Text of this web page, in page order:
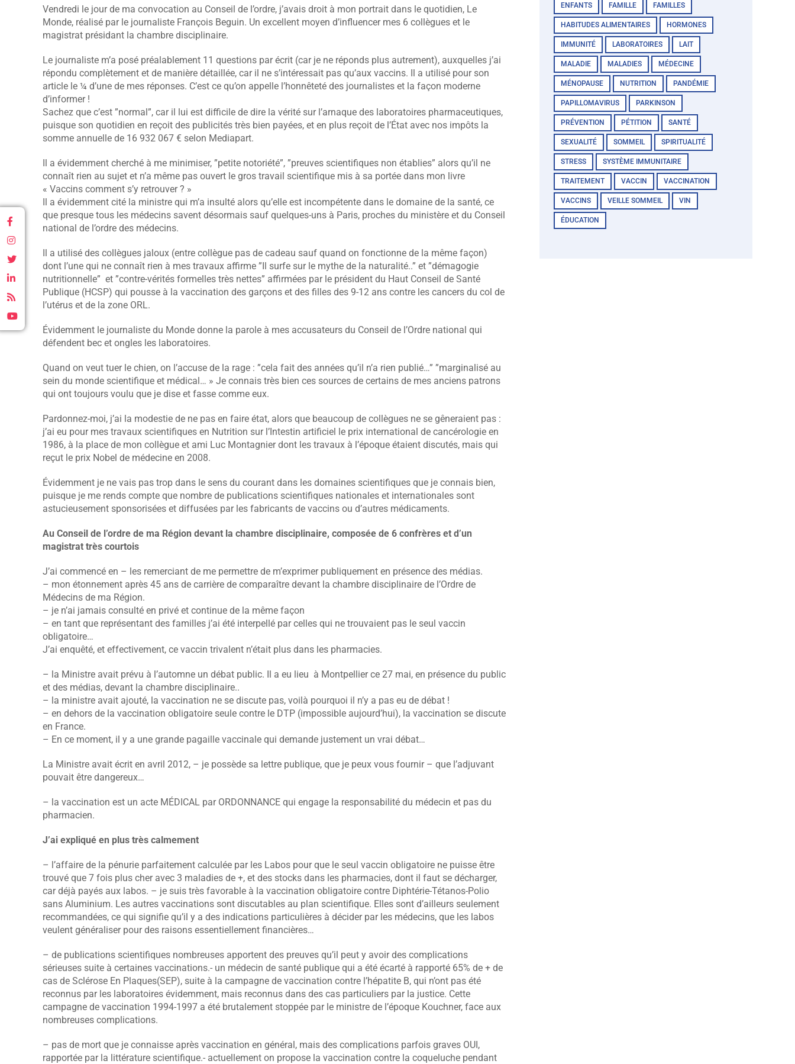
Vendredi le jour de ma convocation au Conseil de l’ordre, j’avais droit à mon portrait dans le quotidien, Le
Monde, réalisé par le journaliste François Beguin. Un excellent moyen d’influencer mes 6 collègues et le
magistrat présidant la chambre disciplinaire.
Le journaliste m’a posé préalablement 11 questions par écrit (car je ne réponds plus autrement), auxquelles j’ai
répondu complètement et de manière détaillée, car il ne s’intéressait pas qu’aux vaccins. Il a utilisé pour son
article le ¼ d’une de mes réponses. C’est ce qu’on appelle l’honnêteté des journalistes et la façon moderne
d’informer !
Sachez que c’est ”normal”, car il lui est difficile de dire la vérité sur l’arnaque des laboratoires pharmaceutiques,
puisque son quotidien en reçoit des publicités très bien payées, et en plus reçoit de l’État avec nos impôts la
somme annuelle de 16 932 067 € selon Mediapart.
Il a évidemment cherché à me minimiser, ”petite notoriété”, ”preuves scientifiques non établies” alors qu’il ne
connaît rien au sujet et n’a même pas ouvert le gros travail scientifique mis à sa portée dans mon livre
« Vaccins comment s’y retrouver ? »
Il a évidemment cité la ministre qui m’a insulté alors qu’elle est incompétente dans le domaine de la santé, ce
que presque tous les médecins savent désormais sauf quelques-uns à Paris, proches du ministère et du Conseil
national de l’ordre des médecins.
Il a utilisé des collègues jaloux (entre collègue pas de cadeau sauf quand on fonctionne de la même façon)
dont l’une qui ne connaît rien à mes travaux affirme ”Il surfe sur le mythe de la naturalité..” et ”démagogie
nutritionnelle” et ”contre-vérités formelles très nettes” affirmées par le président du Haut Conseil de Santé
Publique (HCSP) qui pousse à la vaccination des garçons et des filles des 9-12 ans contre les cancers du col de
l’utérus et de la zone ORL.
Évidemment le journaliste du Monde donne la parole à mes accusateurs du Conseil de l’Ordre national qui
défendent bec et ongles les laboratoires.
Quand on veut tuer le chien, on l’accuse de la rage : ”cela fait des années qu’il n’a rien publié…” ”marginalisé au
sein du monde scientifique et médical… » Je connais très bien ces sources de certains de mes anciens patrons
qui ont toujours voulu que je dise et fasse comme eux.
Pardonnez-moi, j’ai la modestie de ne pas en faire état, alors que beaucoup de collègues ne se gêneraient pas :
j’ai eu pour mes travaux scientifiques en Nutrition sur l’Intestin artificiel le prix international de cancérologie en
1986, à la place de mon collègue et ami Luc Montagnier dont les travaux à l’époque étaient discutés, mais qui
reçut le prix Nobel de médecine en 2008.
Évidemment je ne vais pas trop dans le sens du courant dans les domaines scientifiques que je connais bien,
puisque je me rends compte que nombre de publications scientifiques nationales et internationales sont
astucieusement sponsorisées et diffusées par les fabricants de vaccins ou d’autres médicaments.
Au Conseil de l’ordre de ma Région devant la chambre disciplinaire, composée de 6 confrères et d’un
magistrat très courtois
J’ai commencé en – les remerciant de me permettre de m’exprimer publiquement en présence des médias.
– mon étonnement après 45 ans de carrière de comparaître devant la chambre disciplinaire de l’Ordre de
Médecins de ma Région.
– je n’ai jamais consulté en privé et continue de la même façon
– en tant que représentant des familles j’ai été interpellé par celles qui ne trouvaient pas le seul vaccin
obligatoire…
J’ai enquêté, et effectivement, ce vaccin trivalent n’était plus dans les pharmacies.
– la Ministre avait prévu à l’automne un débat public. Il a eu lieu à Montpellier ce 27 mai, en présence du public
et des médias, devant la chambre disciplinaire..
– la ministre avait ajouté, la vaccination ne se discute pas, voilà pourquoi il n’y a pas eu de débat !
– en dehors de la vaccination obligatoire seule contre le DTP (impossible aujourd’hui), la vaccination se discute
en France.
– En ce moment, il y a une grande pagaille vaccinale qui demande justement un vrai débat…
La Ministre avait écrit en avril 2012, – je possède sa lettre publique, que je peux vous fournir – que l’adjuvant
pouvait être dangereux…
– la vaccination est un acte MÉDICAL par ORDONNANCE qui engage la responsabilité du médecin et pas du
pharmacien.
J’ai expliqué en plus très calmement
– l’affaire de la pénurie parfaitement calculée par les Labos pour que le seul vaccin obligatoire ne puisse être
trouvé que 7 fois plus cher avec 3 maladies de +, et des stocks dans les pharmacies, dont il faut se décharger,
car déjà payés aux labos. – je suis très favorable à la vaccination obligatoire contre Diphtérie-Tétanos-Polio
sans Aluminium. Les autres vaccinations sont discutables au plan scientifique. Elles sont d’ailleurs seulement
recommandées, ce qui signifie qu’il y a des indications particulières à décider par les médecins, que les labos
veulent généraliser pour des raisons essentiellement financières…
– de publications scientifiques nombreuses apportent des preuves qu’il peut y avoir des complications
sérieuses suite à certaines vaccinations.- un médecin de santé publique qui a été écarté à rapporté 65% de + de
cas de Sclérose En Plaques(SEP), suite à la campagne de vaccination contre l’hépatite B, qui n’ont pas été
reconnus par les laboratoires évidemment, mais reconnus dans des cas particuliers par la justice. Cette
campagne de vaccination 1994-1997 a été brutalement stoppée par le ministre de l’époque Kouchner, face aux
nombreuses complications.
– pas de mort que je connaisse après vaccination en général, mais des complications parfois graves OUI,
rapportée par la littérature scientifique.- actuellement on propose la vaccination contre la coqueluche pendant
ENFANTS FAMILLE FAMILLES
HABITUDES ALIMENTAIRES HORMONES
IMMUNITÉ LABORATOIRES LAIT
MALADIE MALADIES MÉDECINE
MÉNOPAUSE NUTRITION PANDÉMIE
PAPILLOMAVIRUS PARKINSON
PRÉVENTION PÉTITION SANTÉ
SEXUALITÉ SOMMEIL SPIRITUALITÉ
STRESS SYSTÈME IMMUNITAIRE
TRAITEMENT VACCIN VACCINATION
VACCINS VEILLE SOMMEIL VIN
ÉDUCATION